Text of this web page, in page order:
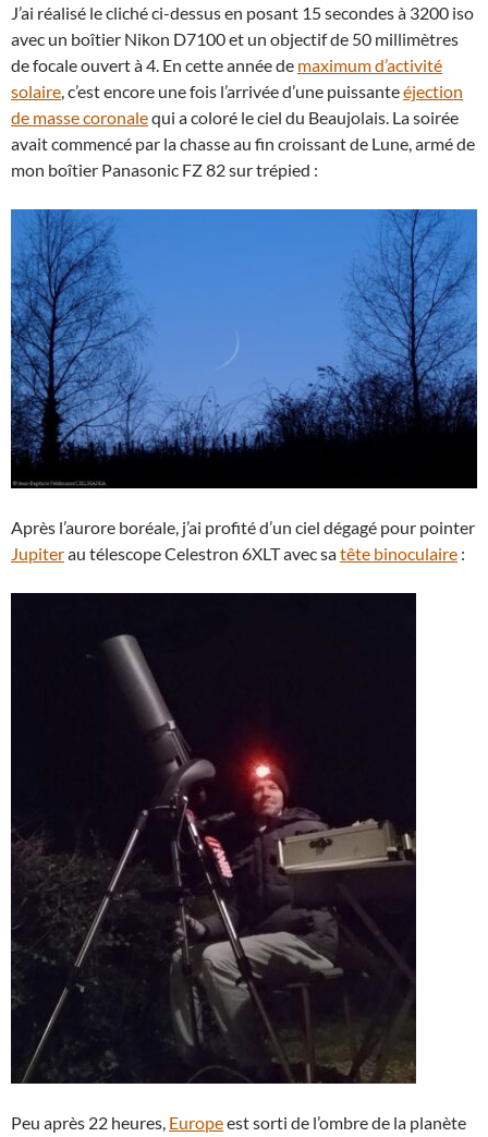
J’ai réalisé le cliché ci-dessus en posant 15 secondes à 3200 iso
avec un boîtier Nikon D7100 et un objectif de 50 millimètres
de focale ouvert à 4. En cette année de maximum d’activité
solaire, c’est encore une fois l’arrivée d’une puissanteéjection
de masse coronalequi a coloré le ciel du Beaujolais. La soirée
avait commencé par la chasse au fin croissant de Lune, armé de
mon boîtier Panasonic FZ 82 sur trépied :
Après l’aurore boréale, j’ai profité d’un ciel dégagé pour pointer
Jupiterau télescope Celestron 6XLT avec satête binoculaire :
Peu après 22 heures, Europeest sorti de l’ombre de la planète